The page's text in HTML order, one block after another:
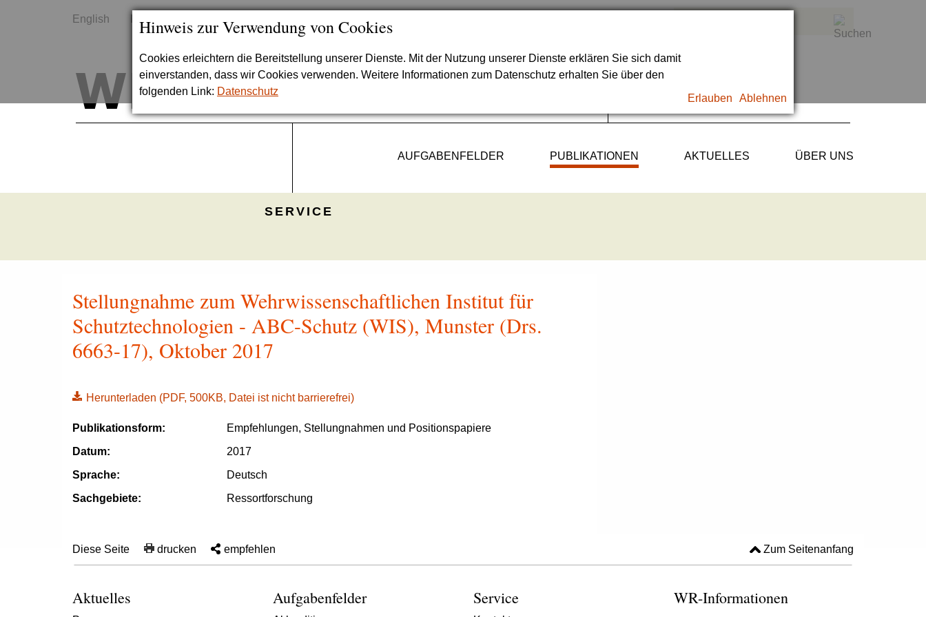
Hinweis zur Verwendung von Cookies
Cookies erleichtern die Bereitstellung unserer Dienste. Mit der Nutzung unserer Dienste erklären Sie sich damit
einverstanden, dass wir Cookies verwenden. Weitere Informationen zum Datenschutz erhalten Sie über den
folgenden Link: Datenschutz
Erlauben Ablehnen
English
AUFGABENFELDER PUBLIKATIONEN AKTUELLES ÜBER UNS
SERVICE
Stellungnahme zum Wehrwissenschaftlichen Institut für
Schutztechnologien - ABC-Schutz (WIS), Munster (Drs.
6663-17), Oktober 2017
Herunterladen (PDF, 500KB, Datei ist nicht barrierefrei)
Publikationsform:
Empfehlungen, Stellungnahmen und Positionspapiere
Datum:
2017
Sprache:
Deutsch
Sachgebiete:
Ressortforschung
Diese Seite drucken empfehlen Zum Seitenanfang
Aktuelles Aufgabenfelder Service WR-Informationen